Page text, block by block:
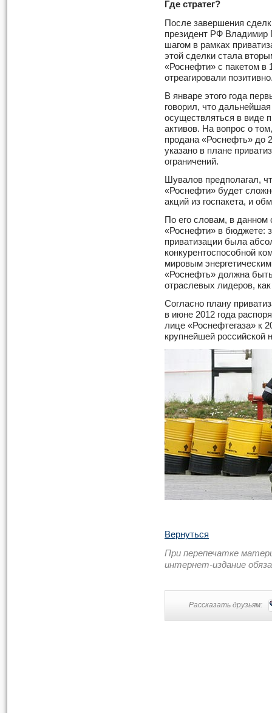
Где стратег?
После завершения
президент РФ Владимир
шагом в рамках
этой сделки стала
«Роснефти» с пакетом в
отреагировали
В январе этого года
говорил, что
осуществляться в виде
активов. На вопрос о
продана «Роснефть» до
указано в плане
ограничений.
Шувалов предполагал,
«Роснефти» будет
акций из госпакета, и
По его словам, в данном
«Роснефти» в бюджете:
приватизации была
конкурентоспособной
мировым
«Роснефть» должна
отраслевых лидеров,
Согласно плану
в июне 2012 года
лице «Роснефтегаза» к
крупнейшей российской
Вернуться
При перепечатке
интернет-издание
Рассказать друзьям: